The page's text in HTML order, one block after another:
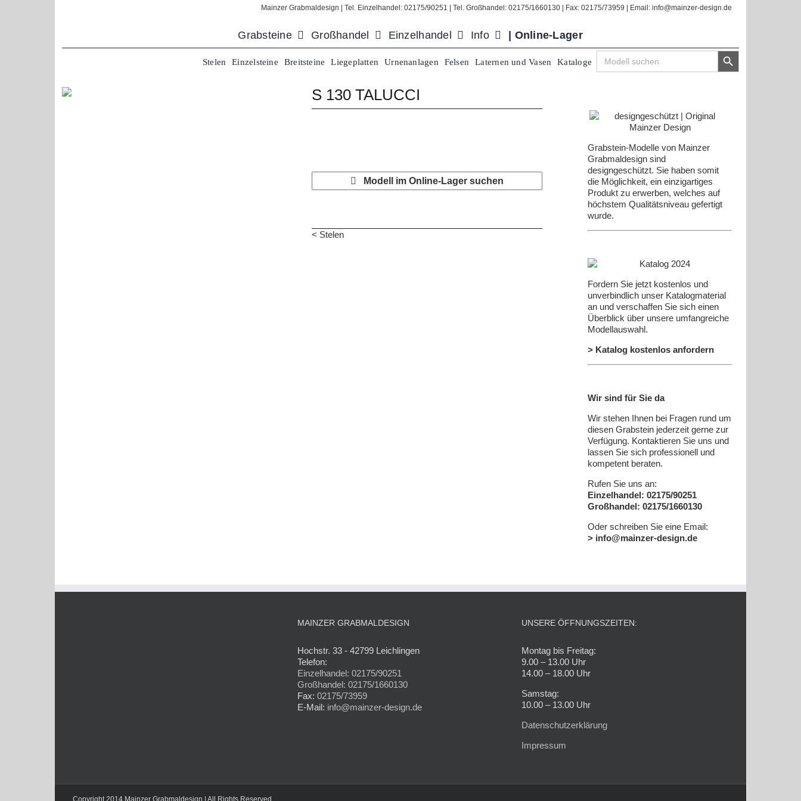
Mainzer Grabmaldesign | Tel. Einzelhandel: 02175/90251 | Tel. Großhandel: 02175/1660130 | Fax: 02175/73959 | Email: info@mainzer-design.de
Grabsteine Großhandel Einzelhandel Info | Online-Lager
Stelen Einzelsteine Breitsteine Liegeplatten Urnenanlagen Felsen Laternen und Vasen Kataloge
Search
for:
Search Button
S 130 TALUCCI
Modell im Online-Lager suchen
< Stelen
Grabstein-Modelle von Mainzer
Grabmaldesign sind
designgeschützt. Sie haben somit
die Möglichkeit, ein einzigartiges
Produkt zu erwerben, welches auf
höchstem Qualitätsniveau gefertigt
wurde.
Fordern Sie jetzt kostenlos und
unverbindlich unser Katalogmaterial
an und verschaffen Sie sich einen
Überblick über unsere umfangreiche
Modellauswahl.
> Katalog kostenlos anfordern
Wir sind für Sie da
Wir stehen Ihnen bei Fragen rund um
diesen Grabstein jederzeit gerne zur
Verfügung. Kontaktieren Sie uns und
lassen Sie sich professionell und
kompetent beraten.
Rufen Sie uns an:
Einzelhandel: 02175/90251
Großhandel: 02175/1660130
Oder schreiben Sie eine Email:
> info@mainzer-design.de
MAINZER GRABMALDESIGN
Hochstr. 33 - 42799 Leichlingen
Telefon:
Einzelhandel: 02175/90251
Großhandel: 02175/1660130
Fax: 02175/73959
E-Mail: info@mainzer-design.de
UNSERE ÖFFNUNGSZEITEN:
Montag bis Freitag:
9.00 – 13.00 Uhr
14.00 – 18.00 Uhr
Samstag:
10.00 – 13.00 Uhr
Datenschutzerklärung
Impressum
Copyright 2014 Mainzer Grabmaldesign | All Rights Reserved